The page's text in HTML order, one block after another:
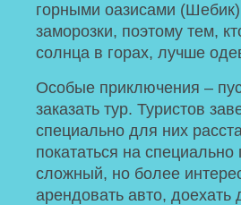
горными оазисами
заморозки, поэтому тем,
солнца в горах, лучше
Особые приключения –
заказать тур. Туристов
специально для них
покататься на
сложный, но более
арендовать авто, доехать